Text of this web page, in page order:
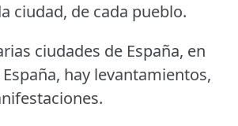
ciudad, de cada pueblo.
ciudades de España, en
hay levantamientos,